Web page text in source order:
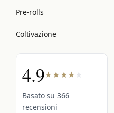
Pre-rolls
Coltivazione
4.9★★★★ ★
Basato su 366
recensioni